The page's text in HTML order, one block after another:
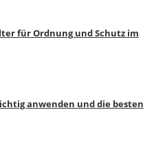
für Ordnung und Schutz im
anwenden und die besten